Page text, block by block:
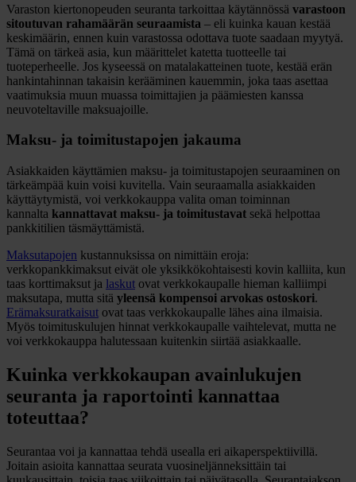
Varaston kiertonopeuden seuranta tarkoittaa käytännössä varastoon
sitoutuvan rahamäärän seuraamista – eli kuinka kauan kestää
keskimäärin, ennen kuin varastossa odottava tuote saadaan myytyä.
Tämä on tärkeä asia, kun määrittelet katetta tuotteelle tai
tuoteperheelle. Jos kyseessä on matalakatteinen tuote, kestää erän
hankintahinnan takaisin kerääminen kauemmin, joka taas asettaa
vaatimuksia muun muassa toimittajien ja päämiesten kanssa
neuvoteltaville maksuajoille.
Maksu- ja toimitustapojen jakauma
Asiakkaiden käyttämien maksu- ja toimitustapojen seuraaminen on
tärkeämpää kuin voisi kuvitella. Vain seuraamalla asiakkaiden
käyttäytymistä, voi verkkokauppa valita oman toiminnan
kannalta kannattavat maksu- ja toimitustavat sekä helpottaa
pankkitilien täsmäyttämistä.
Maksutapojen kustannuksissa on nimittäin eroja:
verkkopankkimaksut eivät ole yksikkökohtaisesti kovin kalliita, kun
taas korttimaksut ja laskut ovat verkkokaupalle hieman kalliimpi
maksutapa, mutta sitä yleensä kompensoi arvokas ostoskori.
Erämaksuratkaisut ovat taas verkkokaupalle lähes aina ilmaisia.
Myös toimituskulujen hinnat verkkokaupalle vaihtelevat, mutta ne
voi verkkokauppa halutessaan kuitenkin siirtää asiakkaalle.
Kuinka verkkokaupan avainlukujen
seuranta ja raportointi kannattaa
toteuttaa?
Seurantaa voi ja kannattaa tehdä usealla eri aikaperspektiivillä.
Joitain asioita kannattaa seurata vuosineljänneksittäin tai